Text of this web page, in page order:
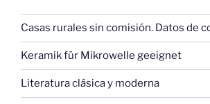
Casas rurales sin comisión. Datos de
Keramik für Mikrowelle geeignet
Literatura clásica y moderna